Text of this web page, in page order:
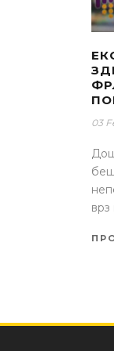
03
врз